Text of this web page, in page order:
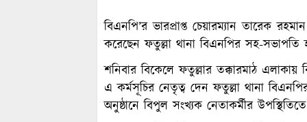
বিএনপি’র ভারপ্রাপ্ত চেয়ারম্যান তারেক
করেছেন ফতুল্লা থানা বিএনপির সহ-সভাপতি
শনিবার বিকেলে ফতুল্লার তক্কারমাঠ
এ কর্মসূচির নেতৃত্ব দেন ফতুল্লা থানা
অনুষ্ঠানে বিপুল সংখ্যক নেতাকর্মীর